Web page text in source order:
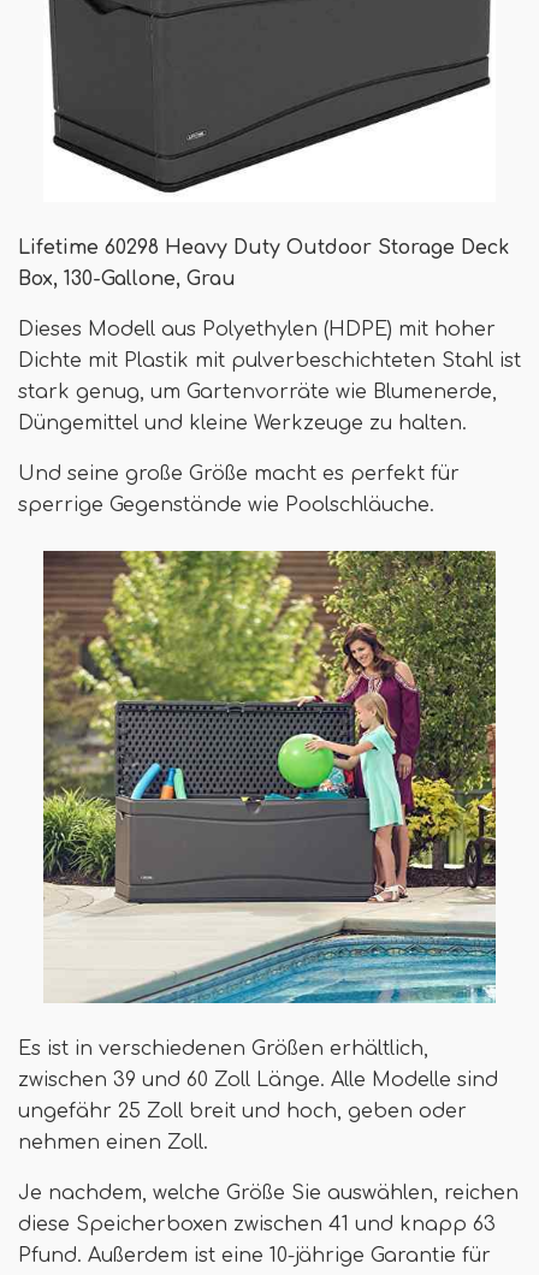
Lifetime 60298 Heavy Duty Outdoor Storage Deck
Box, 130-Gallone, Grau
Dieses Modell aus Polyethylen (HDPE) mit hoher
Dichte mit Plastik mit pulverbeschichteten Stahl ist
stark genug, um Gartenvorräte wie Blumenerde,
Düngemittel und kleine Werkzeuge zu halten.
Und seine große Größe macht es perfekt für
sperrige Gegenstände wie Poolschläuche.
Es ist in verschiedenen Größen erhältlich,
zwischen 39 und 60 Zoll Länge. Alle Modelle sind
ungefähr 25 Zoll breit und hoch, geben oder
nehmen einen Zoll.
Je nachdem, welche Größe Sie auswählen, reichen
diese Speicherboxen zwischen 41 und knapp 63
Pfund. Außerdem ist eine 10-jährige Garantie für